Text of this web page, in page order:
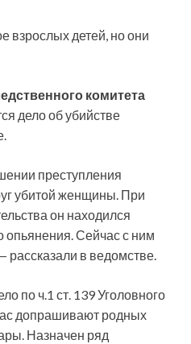
взрослых детей, но они
комитета
дело об убийстве
преступления
убитой женщины. При
он находился
опьянения. Сейчас с ним
рассказали в ведомстве.
по ч.1 ст. 139 Уголовного
допрашивают родных
Назначен ряд